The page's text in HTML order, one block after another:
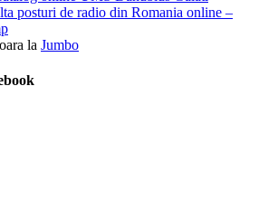
posturi de radio din Romania online –
la Jumbo